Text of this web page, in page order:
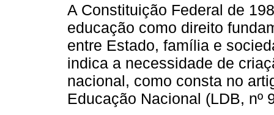
A Constituição Federal de
educação como direito
entre Estado, família e
indica a necessidade de
nacional, como consta no
Educação Nacional (LDB, nº